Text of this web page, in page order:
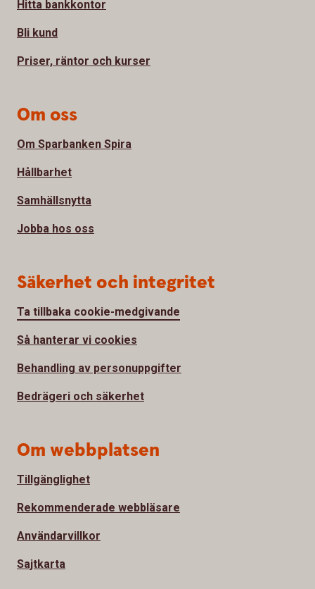
Hitta bankkontor
Bli kund
Priser, räntor och kurser
Om oss
Om Sparbanken Spira
Hållbarhet
Samhällsnytta
Jobba hos oss
Säkerhet och integritet
Ta tillbaka cookie-medgivande
Så hanterar vi cookies
Behandling av personuppgifter
Bedrägeri och säkerhet
Om webbplatsen
Tillgänglighet
Rekommenderade webbläsare
Användarvillkor
Sajtkarta